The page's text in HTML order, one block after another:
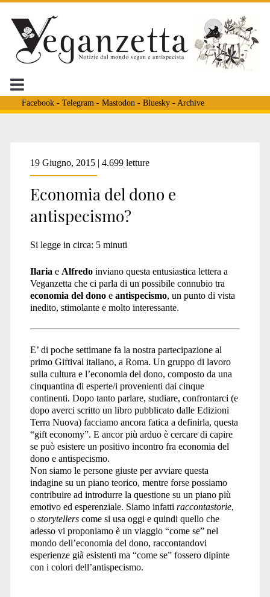
Facebook- Telegram - Mastodon - Bluesky- Archive
Tag:
<span>Pie
Forward</span>
19 Giugno, 2015 | 4.699 letture
Economia del dono e
antispecismo?
Si legge in circa: 5 minuti
Ilaria e Alfredoinviano questa entusiastica lettera a
Veganzetta che ci parla di un possibile connubio tra
economia del donoe antispecismo, un punto di vista
inedito, stimolante e molto interessante.
E’ di poche settimane fa la nostra partecipazione al
primo Giftival italiano, a Roma. Un gruppo di lavoro
sulla cultura e l’economia del dono, composto da una
cinquantina di esperte/i provenienti dai cinque
continenti. Dopo tanto parlare, studiare, confrontarci (e
dopo averci scritto un libro pubblicato dalle Edizioni
Terra Nuova) facciamo ancora fatica a definirla, questa
“gift economy”. E ancor più arduo è cercare di capire
se può esistere un positivo incontro fra economia del
dono e antispecismo.
Non siamo le persone giuste per avviare questa
indagine su un piano teorico, mentre forse possiamo
contribuire ad introdurre la questione su un piano più
emotivo ed esperenziale. Siamo infatti raccontastorie,
ostorytellerscome si usa oggi e quindi quello che
adesso vi proponiamo è un viaggio “come se” nel
mondo dell’economia del dono, raccontandovi
esperienze già esistenti ma “come se” fossero dipinte
con i colori dell’antispecismo.